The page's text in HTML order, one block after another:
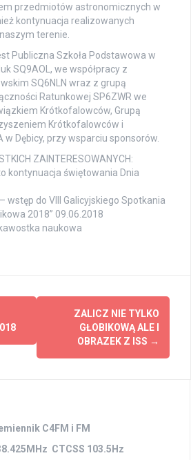
przedmiotów astronomicznych w
kontynuacja realizowanych
terenie.
Publiczna Szkoła Podstawowa w
SQ9AOL, we współpracy z
SQ6NLN wraz z grupą
Ratunkowej SP6ZWR we
Krótkofalowców, Grupą
Krótkofalowców i
w Dębicy, przy wsparciu sponsorów.
ZAINTERESOWANYCH:
kontynuacja świętowania Dnia
wstęp do VIII Galicyjskiego Spotkania
2018” 09.06.2018
naukowa
ZALICZ NIE TYLKO
GŁOBIKOWĄ ALE I
OBRAZEK Z ISS →
C4FM i FM
CTCSS 103.5Hz